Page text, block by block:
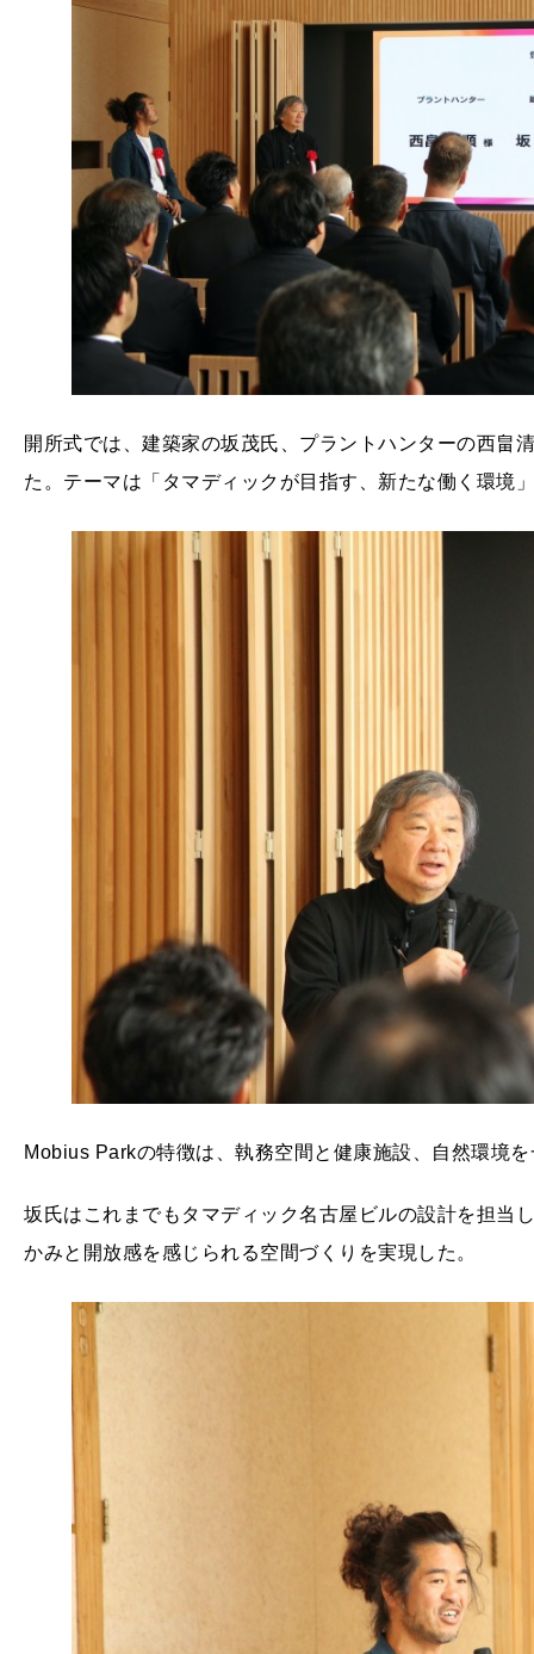
開所式では、建築家の坂茂氏、プラントハンターの西畠
た。テーマは「タマディックが目指す、新たな働く環境
Mobius Parkの特徴は、執務空間と健康施設、自然環境
坂氏はこれまでもタマディック名古屋ビルの設計を担当
かみと開放感を感じられる空間づくりを実現した。